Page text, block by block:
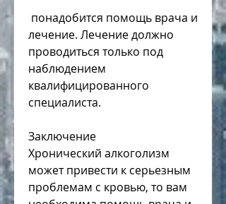
лечение. Лечение должно
проводиться только под
наблюдением
квалифицированного
специалиста.
Заключение
Хронический алкоголизм
может привести к серьезным
проблемам с кровью, то вам